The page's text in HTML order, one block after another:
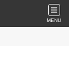
MENU